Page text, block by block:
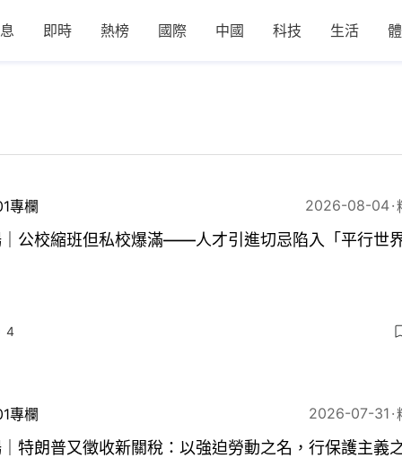
即時 熱榜 國際 中國 科技 生活
專欄 2026-08-04
公校縮班但私校爆滿——人才引進切忌陷入「平行世界
4
專欄 2026-07-31
特朗普又徵收新關稅：以強迫勞動之名，行保護主義